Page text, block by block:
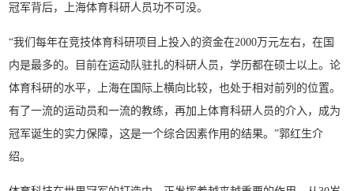
冠军背后，上海体育科研人员功不可没。
“我们每年在竞技体育科研项目上投入的资金在2000万元左右，在国
内是最多的。目前在运动队驻扎的科研人员，学历都在硕士以上。论
体育科研的水平，上海在国际上横向比较，也处于相对前列的位置。
有了一流的运动员和一流的教练，再加上体育科研人员的介入，成为
冠军诞生的实力保障，这是一个综合因素作用的结果。”郭红生介
绍。